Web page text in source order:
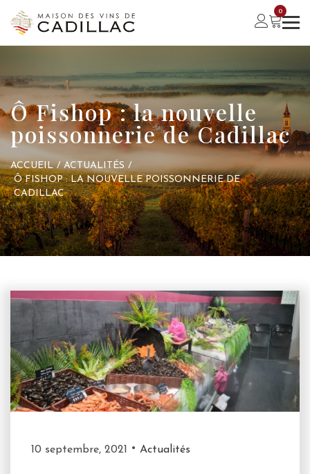
0
Ô Fishop : la nouvelle
poissonnerie de Cadillac
ACCUEIL / ACTUALITÉS /
Ô FISHOP : LA NOUVELLE POISSONNERIE DE
CADILLAC
10 septembre, 2021 Actualités